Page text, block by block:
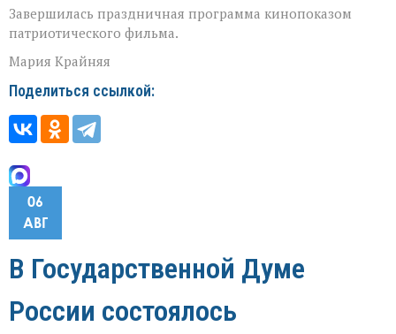
Завершилась праздничная программа кинопоказом
патриотического фильма.
Мария Крайняя
Поделиться ссылкой:
06
АВГ
В Государственной Думе
России состоялось